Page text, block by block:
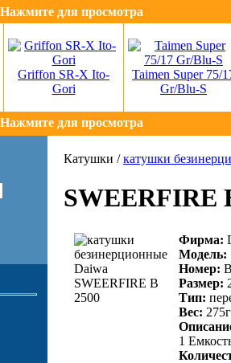
для просмотра
Griffon SR-X Ito-
Gori
Taimen Super 75/
Gr/Blu-S
для просмотра
Катушки /катушки
SWEERFIRE
Фирма:
Модель:
Номер:
Размер:
Тип:
Вес:
1